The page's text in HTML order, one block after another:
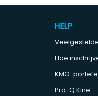
HELP
Hoe
KMO-
Pro-Q Kine